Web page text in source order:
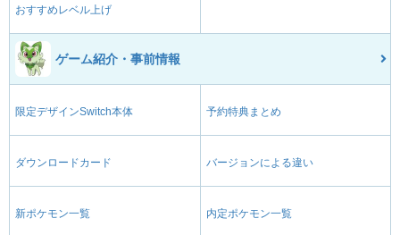
おすすめレベル上げ
ゲーム紹介・事前情報
限定デザインSwitch本体 予約特典まとめ
ダウンロードカード バージョンによる違い
新ポケモン一覧 内定ポケモン一覧